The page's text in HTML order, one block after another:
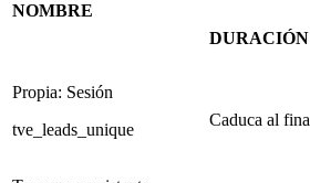
NOMBRE
DURACIÓN
Propia: Sesión
tve_leads_unique
Caduca al